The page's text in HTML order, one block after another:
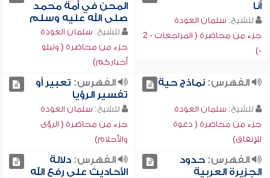
أنا
للشيخ: سلمان العودة
جزء من محاضرة ( المراجعات - 2
-)
المحن في أمة محمد
صلى الله عليه وسلم
للشيخ: سلمان العودة
جزء من محاضرة ( ونبلو
أخباركم)
الفهرس:نماذج حية
للشيخ: سلمان العودة
جزء من محاضرة ( دعوة
للإنفاق)
الفهرس: تعبير أو
تفسير الرؤيا
للشيخ: سلمان العودة
جزء من محاضرة ( الرؤى
والأحلام)
الفهرس:حدود
الجزيرة العربية
الفهرس:دلالة
الأحاديث على رفع الله